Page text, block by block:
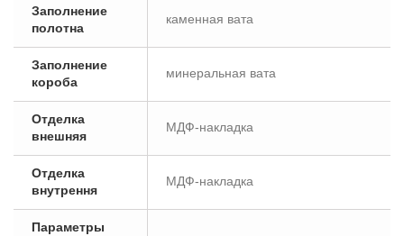
Заполнение
полотна
каменная вата
Заполнение
короба
минеральная вата
Отделка
внешняя
МДФ-накладка
Отделка
внутрення
МДФ-накладка
Параметры